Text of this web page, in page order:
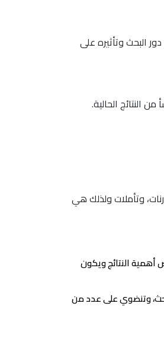
البحث وتأثيره على
النتائج الحالية.
وتأملات ولذلك هي
النتائج ويكون
وتنضوي على عدد من